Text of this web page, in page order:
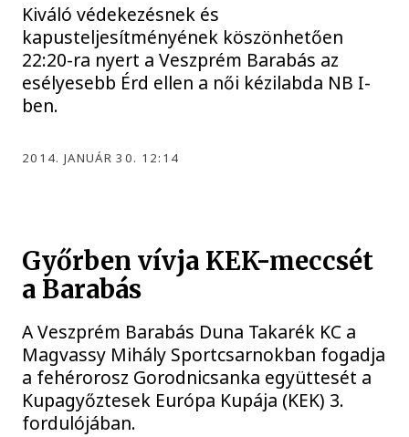
Kiváló védekezésnek és
kapusteljesítményének köszönhetően
22:20-ra nyert a Veszprém Barabás az
esélyesebb Érd ellen a női kézilabda NB I-
ben.
2014. JANUÁR 30. 12:14
Győrben vívja KEK-meccsét
a Barabás
A Veszprém Barabás Duna Takarék KC a
Magvassy Mihály Sportcsarnokban fogadja
a fehérorosz Gorodnicsanka együttesét a
Kupagyőztesek Európa Kupája (KEK) 3.
fordulójában.